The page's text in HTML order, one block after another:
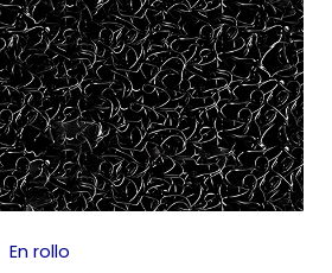
En rollo